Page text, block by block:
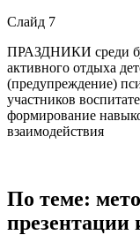
Слайд 7
ПРАЗДНИКИ среди
активного отдыха
(предупреждение)
участников
формирование
взаимодействия
По теме:
презентации